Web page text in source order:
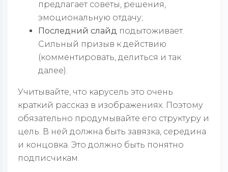
предлагает советы, решения,
эмоциональную отдачу;
Последний слайд подытоживает.
Сильный призыв к действию
(комментировать, делиться и так
далее).
Учитывайте, что карусель это очень
краткий рассказ в изображениях. Поэтому
обязательно продумывайте его структуру и
цель. В ней должна быть завязка, середина
и концовка. Это должно быть понятно
подписчикам.